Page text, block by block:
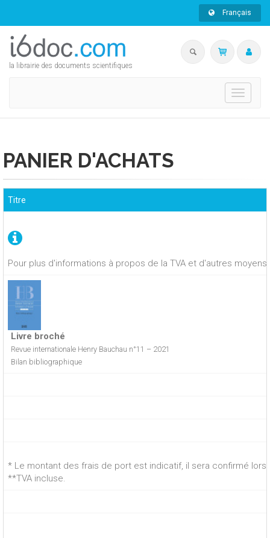
Français
la librairie des documents scientifiques
Toggle
PANIER D'ACHATS
Pour plus d'informations à propos de la TVA et d'autres
Titre
Livre broché
Revue internationale Henry Bauchau n°11 – 2021
Bilan bibliographique
* Le montant des frais de port est indicatif, il sera confirmé
**TVA incluse.